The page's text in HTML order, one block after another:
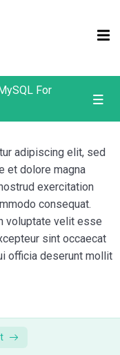
0/4
For
adipiscing elit, sed
et dolore magna
exercitation
consequat.
voluptate velit esse
sint occaecat
officia deserunt mollit
Sign up
your password?